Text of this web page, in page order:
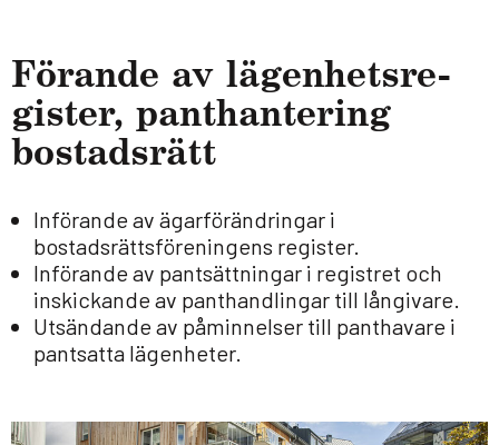
Förande av lägen­hets­re­
gis­ter, pant­han­te­ring
bostads­rätt
Införande av ägarförändringar i
bostadsrättsföreningens register.
Införande av pantsättningar i registret och
inskickande av panthandlingar till långivare.
Utsändande av påminnelser till panthavare i
pantsatta lägenheter.